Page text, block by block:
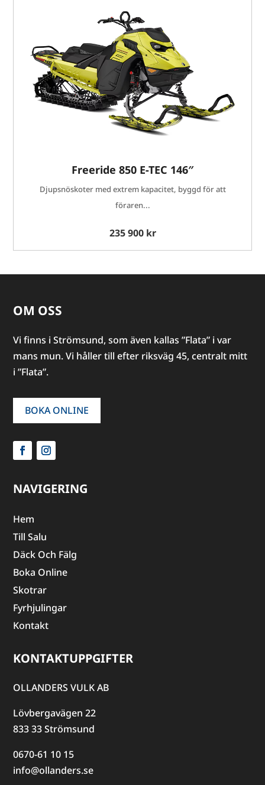
Freeride 850 E-TEC 146″
Djupsnöskoter med extrem kapacitet, byggd för att
föraren...
235 900 kr
OM OSS
Vi finns i Strömsund, som även kallas ”Flata” i var
mans mun. Vi håller till efter riksväg 45, centralt mitt
i ”Flata”.
BOKA ONLINE
NAVIGERING
Hem
Till Salu
Däck Och Fälg
Boka Online
Skotrar
Fyrhjulingar
Kontakt
KONTAKTUPPGIFTER
OLLANDERS VULK AB
Lövbergavägen 22
833 33 Strömsund
0670-61 10 15
info@ollanders.se